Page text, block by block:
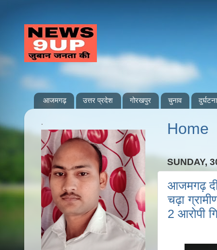
आजमगढ़ उत्तर प्रदेश गोरखपुर चुनाव दुर्घटना
Home
SUNDAY,
आजमगढ़
चढ़ा
2 आरोपी
.